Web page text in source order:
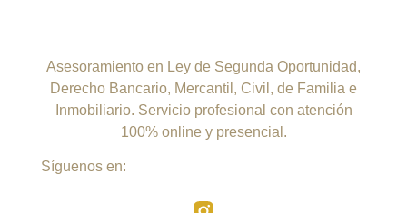
Asesoramiento en Ley de Segunda Oportunidad,
Derecho Bancario, Mercantil, Civil, de Familia e
Inmobiliario. Servicio profesional con atención
100% online y presencial.
Síguenos en: